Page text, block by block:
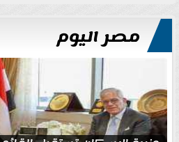
مصر اليوم